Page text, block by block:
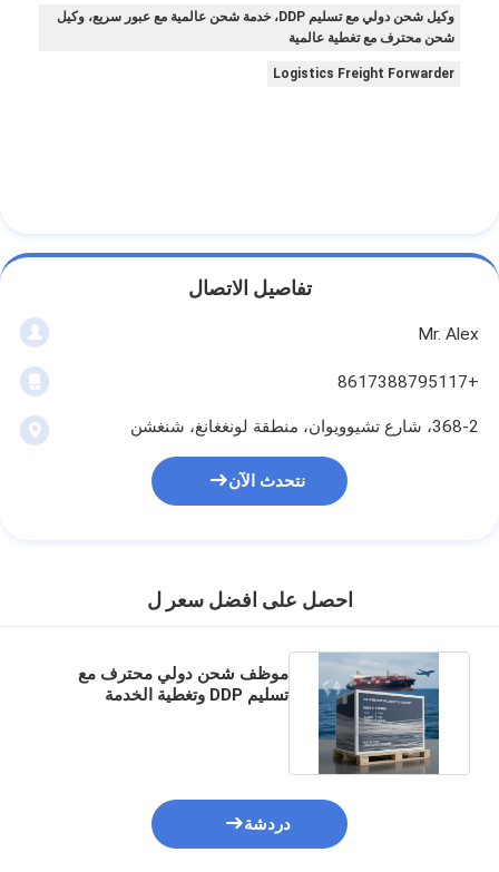
وكيل شحن دولي مع تسليم DDP، خدمة شحن عالمية مع عبور سريع، وكيل
شحن محترف مع تغطية عالمية
Logistics Freight Forwarder
تفاصيل الاتصال
Mr. Alex
+8617388795117
368-2، شارع تشيوويوان، منطقة لونغغانغ، شنغشن
نتحدث الآن
احصل على افضل سعر ل
موظف شحن دولي محترف مع
تسليم DDP وتغطية الخدمة
دردشة